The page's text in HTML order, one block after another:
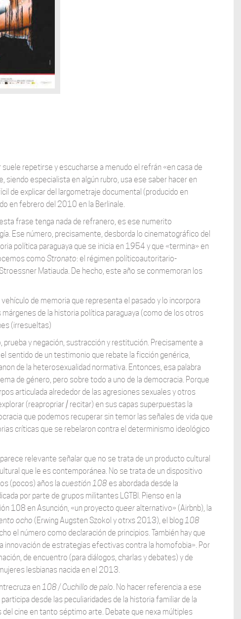
repetirse y escucharse a menudo el refrán «en casa de
siendo especialista en algún rubro, usa ese saber hacer en
de explicar del largometraje documental (producido en
en febrero del 2010 en la Berlinale.
frase tenga nada de refranero, es ese numerito
Ese número, precisamente, desborda lo cinematográfico del
política paraguaya que se inicia en 1954 y que «termina» en
como Stronato: el régimen políticoautoritario-
Matiauda. De hecho, este año se conmemoran los
de memoria que representa el pasado y lo incorpora
de la historia política paraguaya (como de los otros
(irresueltas)
y negación, sustracción y restitución. Precisamente a
sentido de un testimonio que rebate la ficción genérica,
de la heterosexualidad normativa. Entonces, esa palabra
de género, pero sobre todo a uno de la democracia. Porque
articulada alrededor de las agresiones sexuales y otros
(reapropriar / recitar) en sus capas superpuestas la
que podemos recuperar sin temor las señales de vida que
críticas que se rebelaron contra el determinismo ideológico
relevante señalar que no se trata de un producto cultural
que le es contemporánea. No se trata de un dispositivo
(pocos) años la cuestión 108 es abordada desde la
por parte de grupos militantes LGTBI. Pienso en la
108 en Asunción, «un proyecto queeralternativo» (Airbnb), la
ocho (Erwing Augsten Szokol y otrxs 2013), el blog108
el número como declaración de principios. También hay que
innovación de estrategias efectivas contra la homofobia». Por
de encuentro (para diálogos, charlas y debates) y de
lesbianas nacida en el 2013.
en 108 / Cuchillo de palo. No hacer referencia a ese
desde las peculiaridades de la historia familiar de la
cine en tanto séptimo arte. Debate que nexa múltiples